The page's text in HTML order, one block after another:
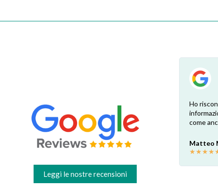
Leggi le nostre recensioni
Esperienza positiva! Il ricambio è
esattamente come ben indicato nel sito.
Consegna veloce e comoda, dopo la
sostituzione e una profonda pulizia ora la
cappa è come nuova! Grazie
★ ★
Ho
come
Matteo
★★★★